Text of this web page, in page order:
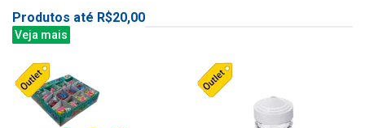
Produtos até R$20,00
Veja mais